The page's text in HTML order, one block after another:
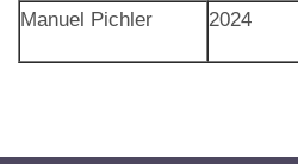
Manuel Pichler 2024